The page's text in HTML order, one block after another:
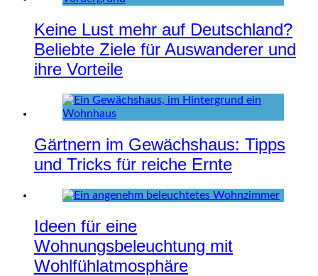
Keine Lust mehr auf Deutschland?
Beliebte Ziele für Auswanderer und
ihre Vorteile
Gärtnern im Gewächshaus: Tipps
und Tricks für reiche Ernte
Ideen für eine
Wohnungsbeleuchtung mit
Wohlfühlatmosphäre